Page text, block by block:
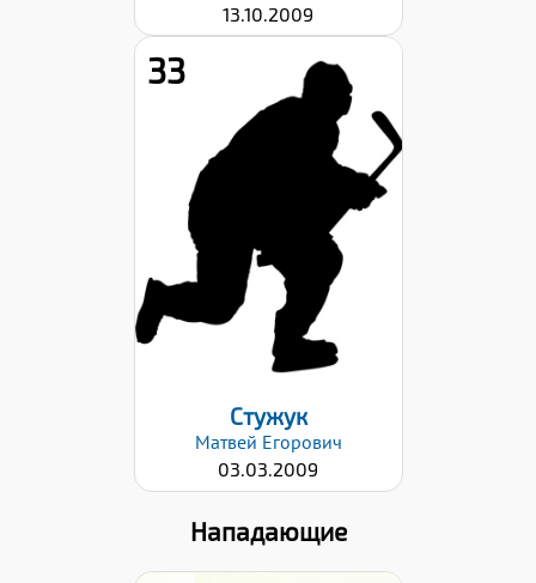
13.10.2009
33
Рост:
Левый
Дата заявки:
02.10.2023
Стужук
Матвей Егорович
03.03.2009
Нападающие